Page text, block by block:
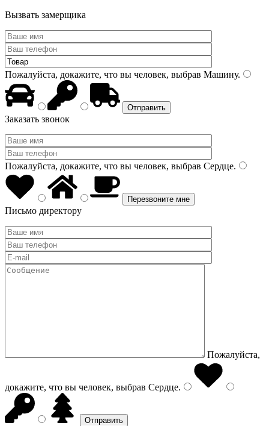
Вызвать замерщика
Пожалуйста, докажите, что вы человек, выбрав Машину.
Заказать звонок
Пожалуйста, докажите, что вы человек, выбрав Сердце.
Письмо директору
Пожалуйста,
докажите, что вы человек, выбрав Сердце.